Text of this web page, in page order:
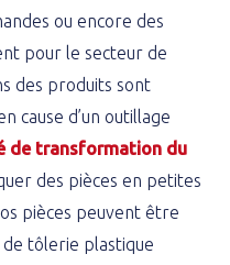
ou encore des
pour le secteur de
des produits sont
cause d’un outillage
de transformation du
des pièces en petites
pièces peuvent être
tôlerie plastique